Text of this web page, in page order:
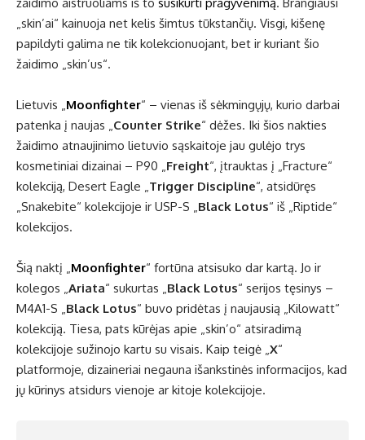
„skin’ai“ kainuoja net kelis šimtus tūkstančių. Visgi, kišenę
papildyti galima ne tik kolekcionuojant, bet ir kuriant šio
žaidimo „skin’us“.
Lietuvis „Moonfighter“ – vienas iš sėkmingųjų, kurio darbai
patenka į naujas „Counter Strike“ dėžes. Iki šios nakties
žaidimo atnaujinimo lietuvio sąskaitoje jau gulėjo trys
kosmetiniai dizainai – P90 „Freight“, įtrauktas į „Fracture“
kolekciją, Desert Eagle „Trigger Discipline“, atsidūręs
„Snakebite“ kolekcijoje ir USP-S „Black Lotus“ iš „Riptide“
kolekcijos.
Šią naktį „Moonfighter“ fortūna atsisuko dar kartą. Jo ir
kolegos „Ariata“ sukurtas „Black Lotus“ serijos tęsinys –
M4A1-S „Black Lotus“ buvo pridėtas į naujausią „Kilowatt“
kolekciją. Tiesa, pats kūrėjas apie „skin’o“ atsiradimą
kolekcijoje sužinojo kartu su visais. Kaip teigė „X“
platformoje, dizaineriai negauna išankstinės informacijos, kad
jų kūrinys atsidurs vienoje ar kitoje kolekcijoje.